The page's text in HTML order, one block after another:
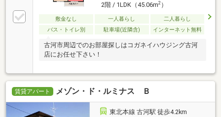
2階 / 1LDK（45.06m2）
敷金なし 一人暮らし
二人暮らし
バス・トイレ別
駐車場(近隣含) インターネット無料
古河市周辺でのお部屋探しはコガネイハウジング古河
店にお任せ下さい！
賃貸アパート メゾン・ド・ルミナス Ｂ
東北本線 古河駅 徒歩4.2km